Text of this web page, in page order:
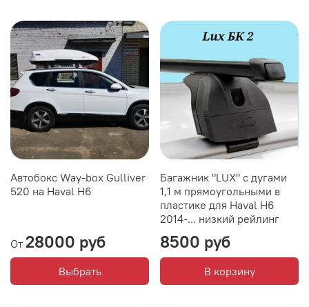
Автобокс Way-box Gulliver
520 на Haval H6
От 28000 руб
Выбрать
Багажник "LUX" с дугами
1,1 м прямоугольными в
пластике для Haval H6
2014-... низкий рейлинг
8500 руб
В корзину